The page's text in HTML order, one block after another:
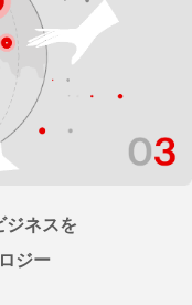
ジネスを
ジー